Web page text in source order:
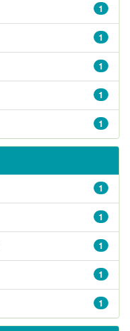
1
1
1
1
1
1
1
1
1
1